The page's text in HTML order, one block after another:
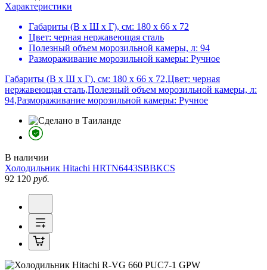
Характеристики
Габариты (В х Ш х Г), см: 180 х 66 х 72
Цвет: черная нержавеющая сталь
Полезный объем морозильной камеры, л: 94
Размораживание морозильной камеры: Ручное
Габариты (В х Ш х Г), см: 180 х 66 х 72,Цвет: черная
нержавеющая сталь,Полезный объем морозильной камеры, л:
94,Размораживание морозильной камеры: Ручное
В наличии
Холодильник Hitachi HRTN6443SBBKCS
92 120 руб.